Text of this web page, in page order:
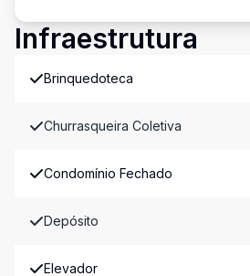
Infraestrutura
Brinquedoteca
Churrasqueira Coletiva
Condomínio Fechado
Depósito
Elevador